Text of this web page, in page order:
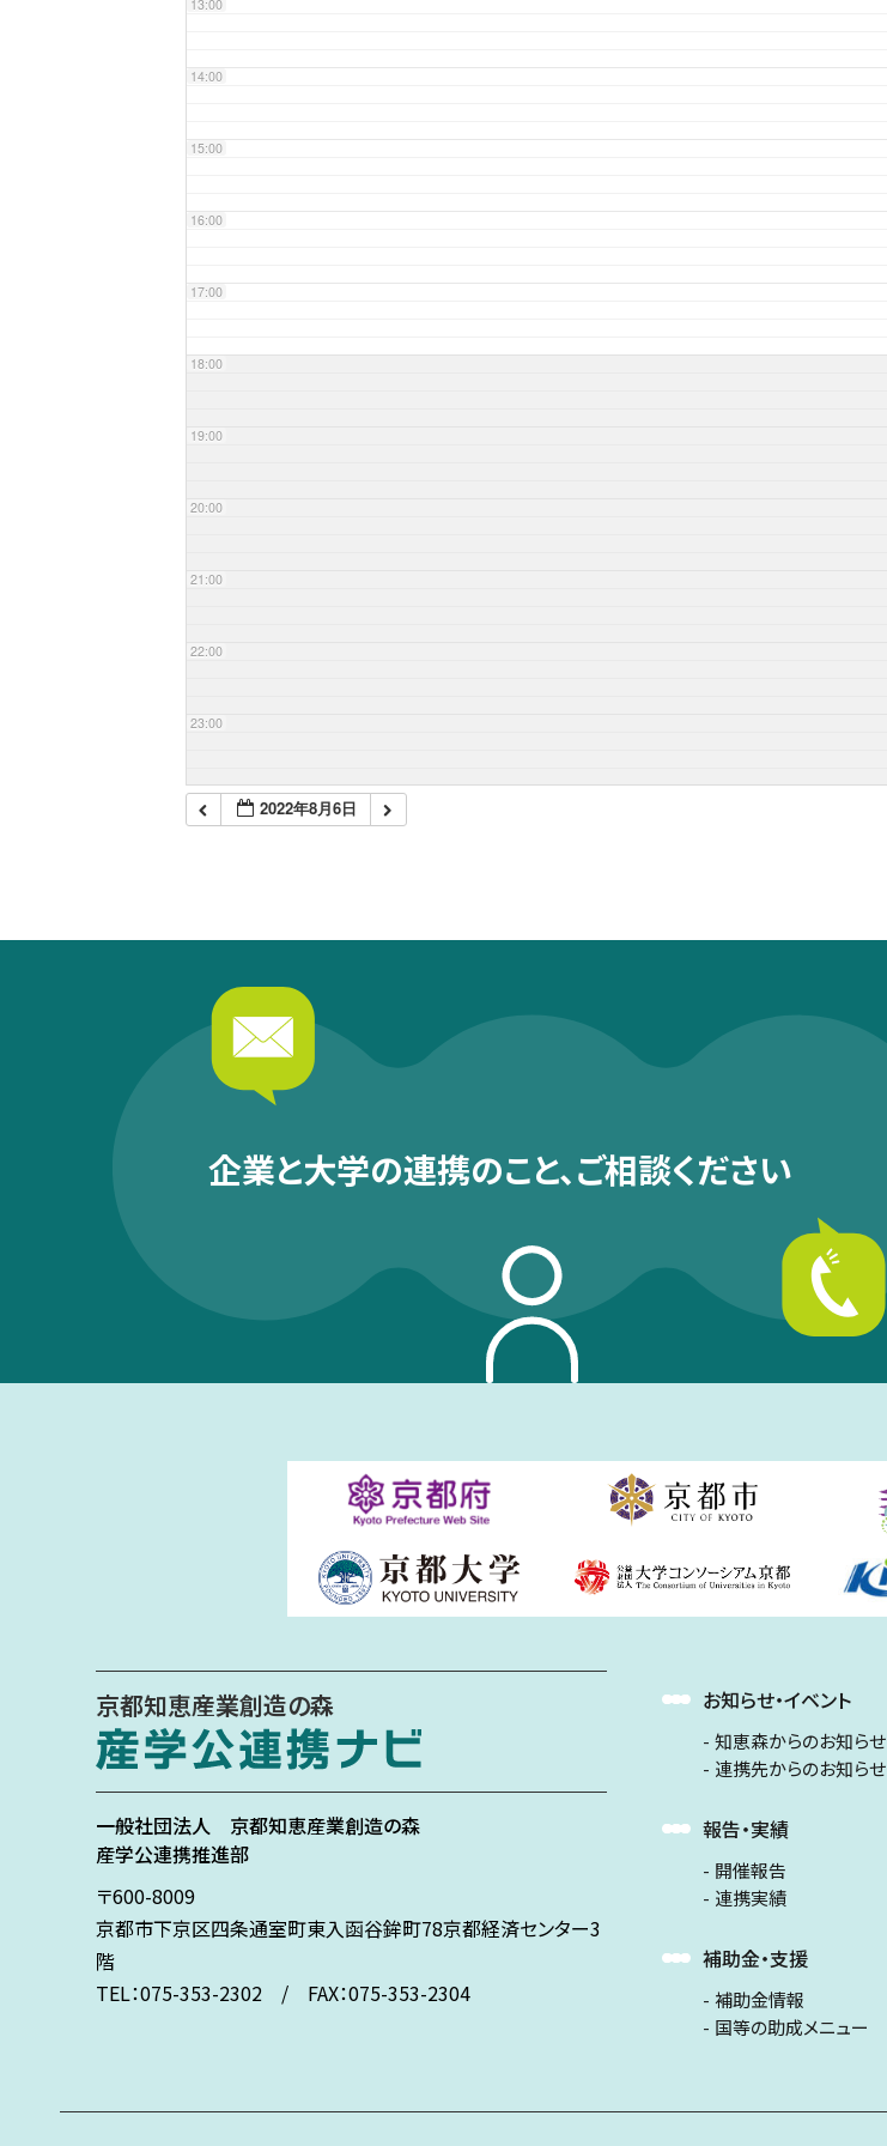
13:00
14:00
15:00
16:00
17:00
18:00
19:00
20:00
21:00
22:00
23:00
2022年8月6日
企業と大学の連携のこと、ご相談ください
京都知恵産業創造の森
一般社団法人 京都知恵産業創造の森
産学公連携推進部
〒600-8009
京都市下京区四条通室町東入函谷鉾町78京都経済センター3
階
TEL：075-353-2302 / FAX：075-353-2304
お知らせ・イベント
知恵森からのお知らせ
連携先からのお知らせ
報告・実績
開催報告
連携実績
補助金・支援
補助金情報
国等の助成メニュー